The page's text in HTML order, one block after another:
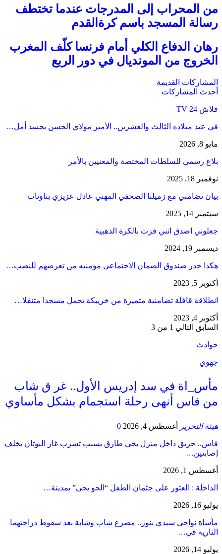
من المحراب إلى المدرجات عندما تختطف
رسالة المسجد باسم كرةالقدم
رهان الدفاع الكلي أمام فرنسا كلّف المغرب
الخروج من المونديال في دور الربع
المشاركات القديمة
أحدث المشاركات
فلاش 24 TV
في عيد ميلاده الثالث والعشرين.. الأمير مولاي الحسن يجسد أمل…
مايو 8, 2026
بلاغ رسمي للسلطات المختصة والمعنيين بالأمر
نوفمبر 18, 2025
بيان تضامني مع زميلنا الصحفي المهني عادل عزيزي بتاونات
سبتمبر 14, 2025
جعلوني اصدق انني فزت بالكرة الذهبية
ديسمبر 19, 2024
هكذا حذر صندوق الضمان الاجتماعي مؤمنيه من تعرضهم للنصب…
أكتوبر 5, 2023
انطلاقة قافلة تضامنية متميزة من خريبكة تحمل مسجدا متنقلا…
أكتوبر 4, 2023
السابق التالي 1 من 3
حوادث
جهوي
مأس_اة في سد إدريس الأول.. غر ق شاب
من فاس أنهى رحلة استجمام بشكل مأساوي
هيئة التحرير أغسطس 4, 2026 0
فاس.. حريق داخل منزل بحي طارق بسبب تسرب غاز البوتان يخلف
إصابتين…
أغسطس 1, 2026
​الداخلة : العثور على جثمان الطفل “الحو بحي” بمدينة…
يوليو 16, 2026
مأساة نواحي سيدي بنور.. مصرع شاب وشابة بعد سقوط دراجتهما
النارية في…
يوليو 14, 2026